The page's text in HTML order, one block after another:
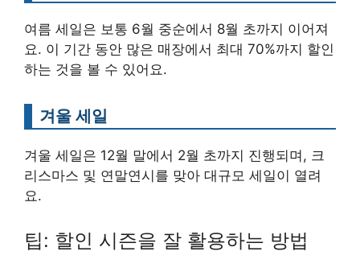
여름 세일은 보통 6월 중순에서 8월 초까지 이어져
요. 이 기간 동안 많은 매장에서 최대 70%까지 할인
하는 것을 볼 수 있어요.
겨울 세일
겨울 세일은 12월 말에서 2월 초까지 진행되며, 크
리스마스 및 연말연시를 맞아 대규모 세일이 열려
요.
팁: 할인 시즌을 잘 활용하는 방법